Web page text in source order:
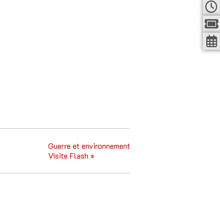
Guerre et environnement
Visite Flash »